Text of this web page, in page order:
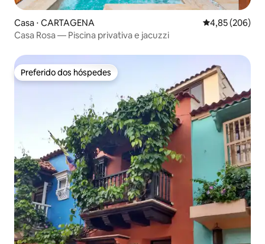
Casa ⋅ CARTAGENA 4,85 de uma
4,85 (206)
Casa Rosa — Piscina privativa e jacuzzi
Preferido dos hóspedes
Preferido dos hóspedes